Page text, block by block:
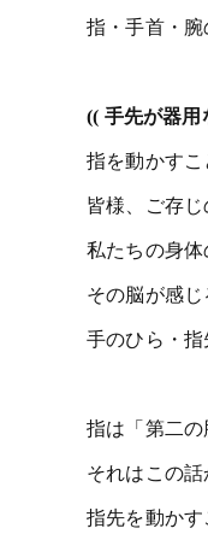
指・手首・腕
(( 手先が器用
指を動かすこ
皆様、ご存じ
私たちの身体
その脳が感じ
手のひら・指
指は「第二の
それはこの
指先を動か